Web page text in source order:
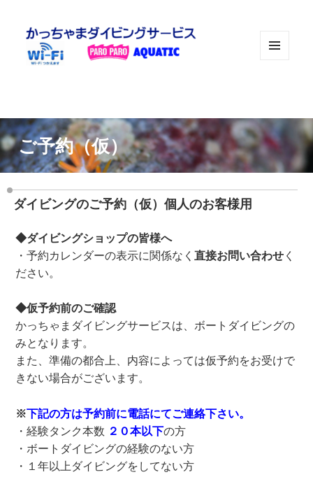
ご予約（仮）
ダイビングのご予約（仮）個人のお客様用
◆ダイビングショップの皆様へ
・予約カレンダーの表示に関係なく直接お問い合わせ く
ださい。
◆仮予約前のご確認
かっちゃまダイビングサービスは、ボートダイビングの
みとなります。
また、準備の都合上、内容によっては仮予約をお受けで
きない場合がございます。
※下記の方は予約前に電話にてご連絡下さい。
・経験タンク本数 ２０本以下の方
・ボートダイビングの経験のない方
・１年以上ダイビングをしてない方